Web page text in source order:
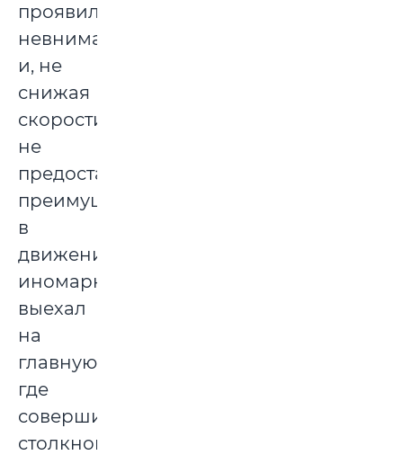
проявил
невнимательность
и, не
снижая
скорости,
не
предоставив
преимущества
в
движении
иномарке,
выехал
на
главную,
где
совершил
столкновение.